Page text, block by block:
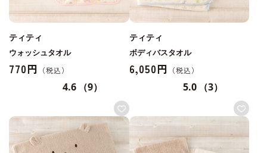
ティティ
ウォッシュタオル
770円
4.6 （9）
ティティ
ボディバスタオル
6,050円
5.0 （3）